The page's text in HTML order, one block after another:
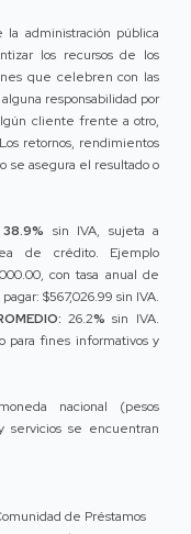
administración pública
los recursos de los
que celebren con las
responsabilidad por
cliente frente a otro,
retornos, rendimientos
se asegura el resultado o
38.9% sin IVA, sujeta a
de crédito. Ejemplo
con tasa anual de
$567,026.99 sin IVA.
26.2% sin IVA.
para fines informativos y
nacional (pesos
servicios se encuentran
de Préstamos